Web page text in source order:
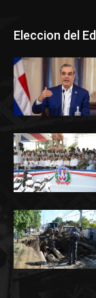
Eleccion del